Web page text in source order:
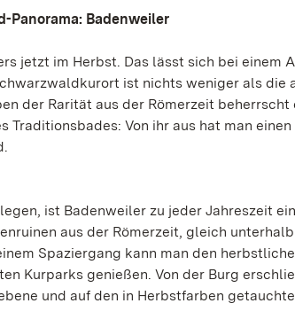
Panorama: Badenweiler
jetzt im Herbst. Das lässt sich bei einem
ist nichts weniger als die
der Rarität aus der Römerzeit
Traditionsbades: Von ihr aus hat man
ist Badenweiler zu jeder Jahreszeit
aus der Römerzeit, gleich
Spaziergang kann man den
Kurparks genießen. Von der Burg
und auf den in Herbstfarben